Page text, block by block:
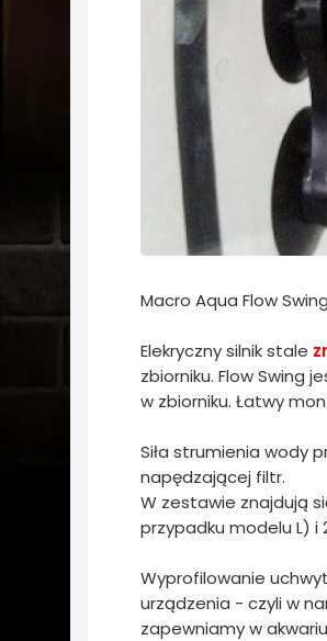
Macro Aqua Flow
Elekryczny silnik stale
zbiorniku. Flow Swing
w zbiorniku. Łatwy
Siła strumienia wody
napędzającej filtr.
W zestawie znajdują
przypadku modelu L) i
Wyprofilowanie
urządzenia - czyli w
zapewniamy w